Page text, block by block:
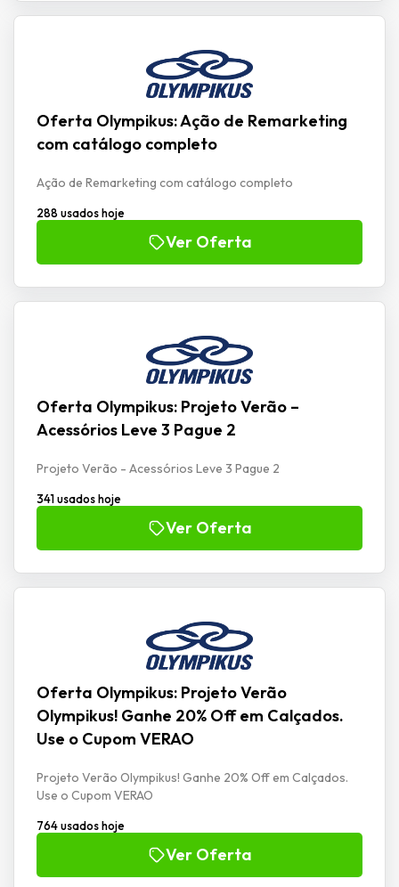
Oferta Olympikus: Ação de Remarketing
com catálogo completo
Ação de Remarketing com catálogo completo
288 usados hoje
Ver Oferta
Oferta Olympikus: Projeto Verão –
Acessórios Leve 3 Pague 2
Projeto Verão - Acessórios Leve 3 Pague 2
341 usados hoje
Ver Oferta
Oferta Olympikus: Projeto Verão
Olympikus! Ganhe 20% Off em Calçados.
Use o Cupom VERAO
Projeto Verão Olympikus! Ganhe 20% Off em Calçados.
Use o Cupom VERAO
764 usados hoje
Ver Oferta